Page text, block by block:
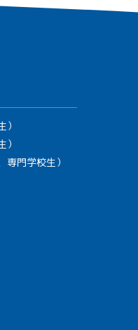
専門学校生）